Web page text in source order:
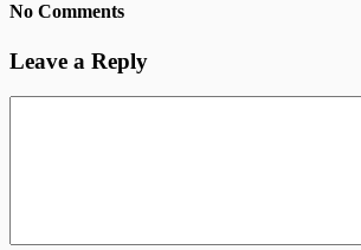
No Comments
Leave a Reply